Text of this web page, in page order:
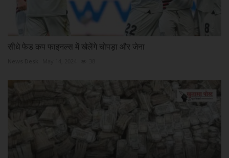
सीधे फेड कप फाइनल्स में खेलेंगे चोपड़ा और जेना